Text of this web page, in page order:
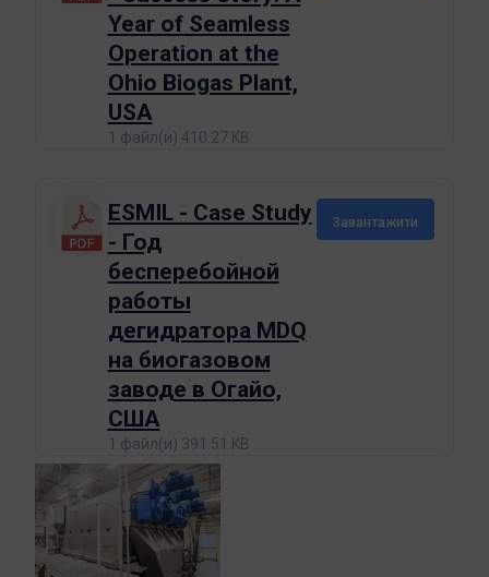
Year of Seamless
Operation at the
Ohio Biogas Plant,
USA
1 файл(и) 410.27 KB
ESMIL - Case Study
- Год
бесперебойной
работы
дегидратора MDQ
на биогазовом
заводе в Огайо,
США
1 файл(и) 391.51 KB
Завантажити